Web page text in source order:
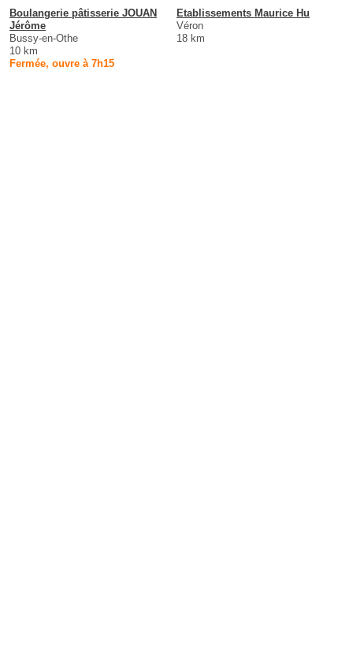
Boulangerie pâtisserie JOUAN
Jérôme
Bussy-en-Othe
10 km
Fermée, ouvre à 7h15
Etablissements Maurice Hu
Véron
18 km